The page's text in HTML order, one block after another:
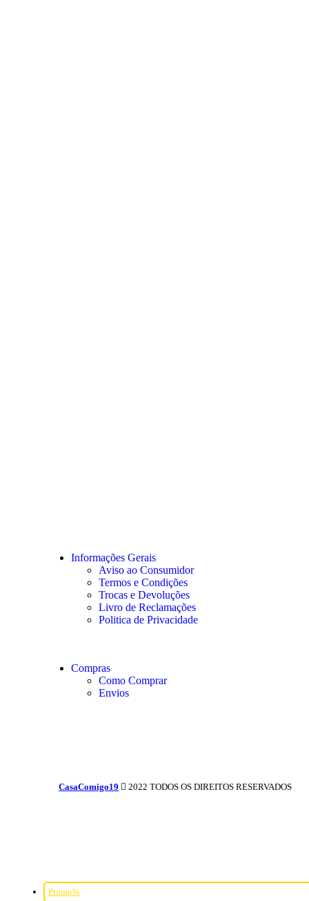
Informações Gerais
Aviso ao Consumidor
Termos e Condições
Trocas e Devoluções
Livro de Reclamações
Politica de Privacidade
Compras
Como Comprar
Envios
CasaComigo19 2022 TODOS OS DIREITOS RESERVADOS
Promo%